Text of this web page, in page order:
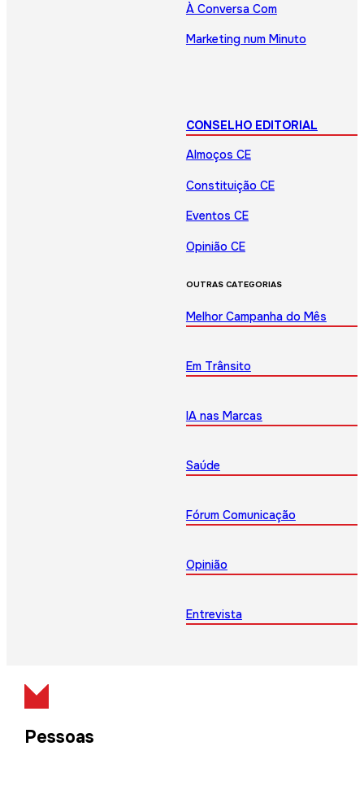
À Conversa Com
Marketing num Minuto
CONSELHO EDITORIAL
Almoços CE
Constituição CE
Eventos CE
Opinião CE
OUTRAS CATEGORIAS
Melhor Campanha do Mês
Em Trânsito
IA nas Marcas
Saúde
Fórum Comunicação
Opinião
Entrevista
Pessoas